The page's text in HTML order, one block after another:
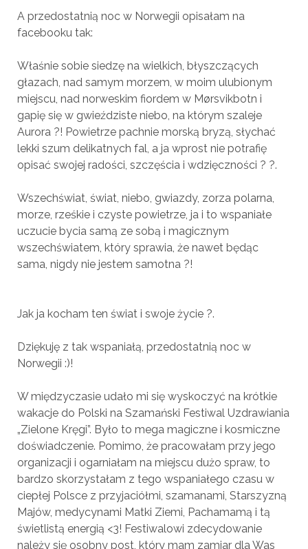
A przedostatnią noc w Norwegii opisałam na
facebooku tak:
Właśnie sobie siedzę na wielkich, błyszczących
głazach, nad samym morzem, w moim ulubionym
miejscu, nad norweskim fiordem w Mørsvikbotn i
gapię się w gwieździste niebo, na którym szaleje
Aurora ?! Powietrze pachnie morską bryzą, słychać
lekki szum delikatnych fal, a ja wprost nie potrafię
opisać swojej radości, szczęścia i wdzięczności ? ?.
Wszechświat, świat, niebo, gwiazdy, zorza polarna,
morze, rześkie i czyste powietrze, ja i to wspaniałe
uczucie bycia samą ze sobą i magicznym
wszechświatem, który sprawia, że nawet będąc
sama, nigdy nie jestem samotna ?!
Jak ja kocham ten świat i swoje życie ?.
Dziękuję z tak wspaniałą, przedostatnią noc w
Norwegii :)!
W międzyczasie udało mi się wyskoczyć na krótkie
wakacje do Polski na Szamański Festiwal Uzdrawiania
„Zielone Kręgi”. Było to mega magiczne i kosmiczne
doświadczenie. Pomimo, że pracowałam przy jego
organizacji i ogarniałam na miejscu dużo spraw, to
bardzo skorzystałam z tego wspaniałego czasu w
ciepłej Polsce z przyjaciółmi, szamanami, Starszyzną
Majów, medycynami Matki Ziemi, Pachamamą i tą
świetlistą energią <3! Festiwalowi zdecydowanie
należy się osobny post, który mam zamiar dla Was